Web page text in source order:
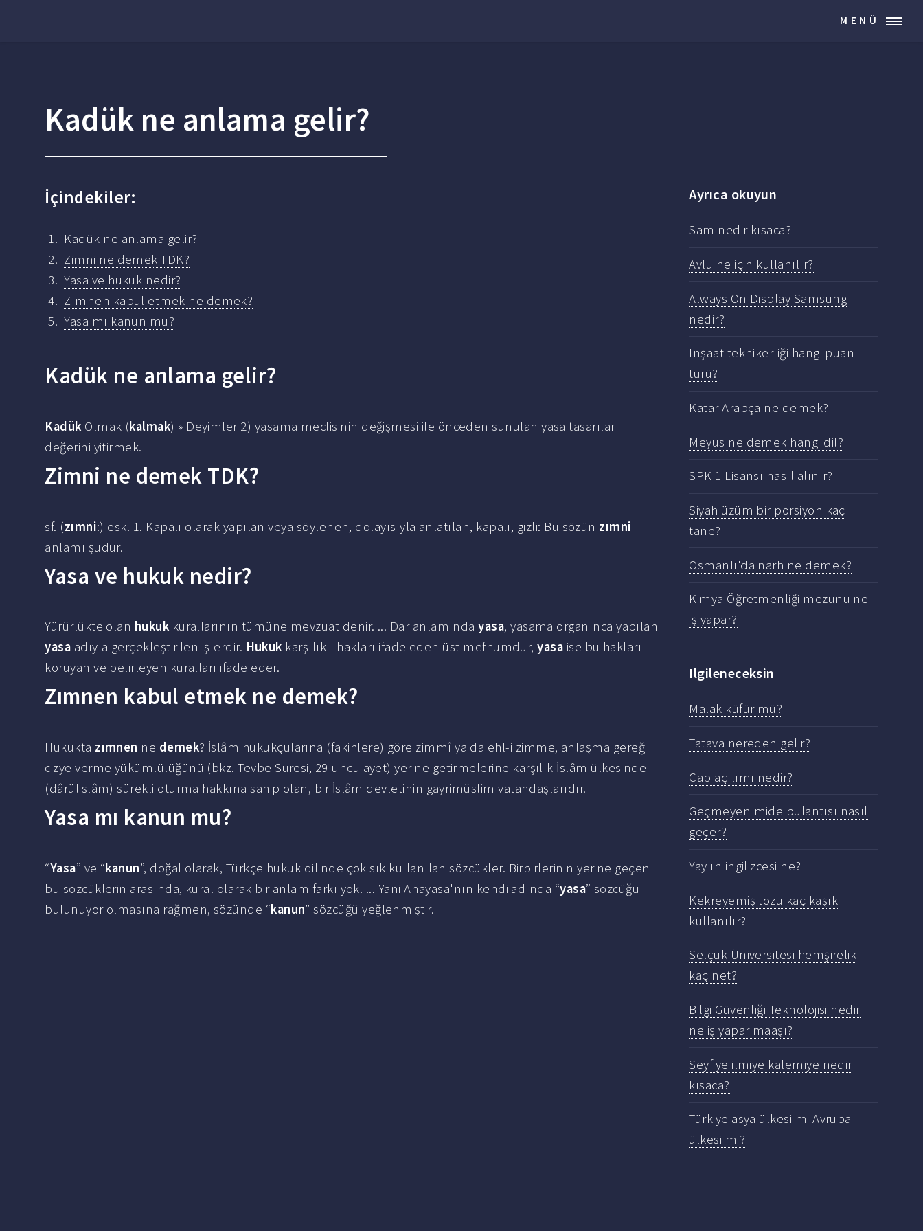
MENÜ
Kadük ne anlama gelir?
İçindekiler:
Kadük ne anlama gelir?
Zimni ne demek TDK?
Yasa ve hukuk nedir?
Zımnen kabul etmek ne demek?
Yasa mı kanun mu?
Kadük ne anlama gelir?
Kadük Olmak (kalmak) » Deyimler 2) yasama meclisinin değişmesi ile önceden sunulan yasa tasarıları
değerini yitirmek.
Zimni ne demek TDK?
sf. (zımni:) esk. 1. Kapalı olarak yapılan veya söylenen, dolayısıyla anlatılan, kapalı, gizli: Bu sözün zımni
anlamı şudur.
Yasa ve hukuk nedir?
Yürürlükte olan hukuk kurallarının tümüne mevzuat denir. ... Dar anlamındayasa, yasama organınca yapılan
yasa adıyla gerçekleştirilen işlerdir. Hukuk karşılıklı hakları ifade eden üst mefhumdur,yasa ise bu hakları
koruyan ve belirleyen kuralları ifade eder.
Zımnen kabul etmek ne demek?
Hukukta zımnen ne demek? İslâm hukukçularına (fakihlere) göre zimmî ya da ehl-i zimme, anlaşma gereği
cizye verme yükümlülüğünü (bkz. Tevbe Suresi, 29'uncu ayet) yerine getirmelerine karşılık İslâm ülkesinde
(dârülislâm) sürekli oturma hakkına sahip olan, bir İslâm devletinin gayrimüslim vatandaşlarıdır.
Yasa mı kanun mu?
“Yasa” ve “kanun”, doğal olarak, Türkçe hukuk dilinde çok sık kullanılan sözcükler. Birbirlerinin yerine geçen
bu sözcüklerin arasında, kural olarak bir anlam farkı yok. ... Yani Anayasa'nın kendi adında “yasa” sözcüğü
bulunuyor olmasına rağmen, sözünde “kanun” sözcüğü yeğlenmiştir.
Ayrıca okuyun
Sam nedir kısaca?
Avlu ne için kullanılır?
Always On Display Samsung
nedir?
Inşaat teknikerliği hangi puan
türü?
Katar Arapça ne demek?
Meyus ne demek hangi dil?
SPK 1 Lisansı nasıl alınır?
Siyah üzüm bir porsiyon kaç
tane?
Osmanlı'da narh ne demek?
Kimya Öğretmenliği mezunu ne
iş yapar?
Ilgileneceksin
Malak küfür mü?
Tatava nereden gelir?
Cap açılımı nedir?
Geçmeyen mide bulantısı nasıl
geçer?
Yay ın ingilizcesi ne?
Kekreyemiş tozu kaç kaşık
kullanılır?
Selçuk Üniversitesi hemşirelik
kaç net?
Bilgi Güvenliği Teknolojisi nedir
ne iş yapar maaşı?
Seyfiye ilmiye kalemiye nedir
kısaca?
Türkiye asya ülkesi mi Avrupa
ülkesi mi?